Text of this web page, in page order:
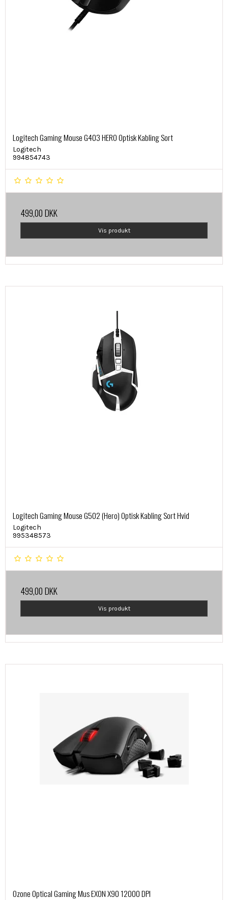
Logitech Gaming Mouse G403 HERO Optisk Kabling Sort
Logitech
994854743
499,00 DKK
Vis produkt
Logitech Gaming Mouse G502 (Hero) Optisk Kabling Sort Hvid
Logitech
995348573
499,00 DKK
Vis produkt
Ozone Optical Gaming Mus EXON X90 12000 DPI